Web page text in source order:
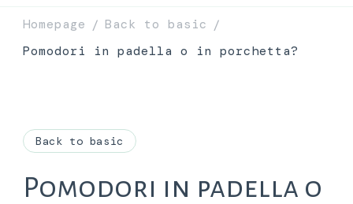
Homepage / Back to basic /
Pomodori in padella o in porchetta?
Back to basic
Pomodori in padella o